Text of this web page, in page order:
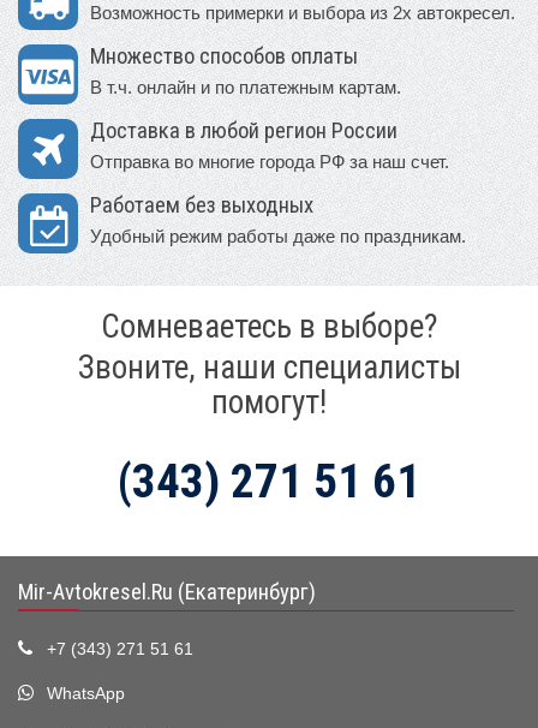
Возможность примерки и выбора из 2х автокресел.
Множество способов оплаты
В т.ч. онлайн и по платежным картам.
Доставка в любой регион России
Отправка во многие города РФ за наш счет.
Работаем без выходных
Удобный режим работы даже по праздникам.
Сомневаетесь в выборе?
Звоните, наши специалисты
помогут!
(343) 271 51 61
Mir-Avtokresel.Ru (Екатеринбург)
+7 (343) 271 51 61
WhatsApp